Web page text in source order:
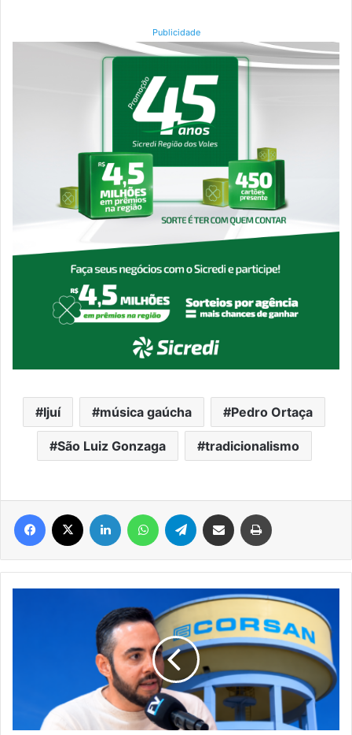
Publicidade
Ijuí música gaúcha Pedro Ortaça
São Luiz Gonzaga tradicionalismo
Facebook Linkedin WhatsAppTelegram Compartilhar via e-mail
contra